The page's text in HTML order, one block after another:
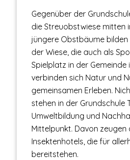
Gegenüber der
die Streuobstwiese mitten
jüngere Obstbäume bilden
der Wiese, die auch als
Spielplatz in der Gemeinde
verbinden sich Natur und
gemeinsamen Erleben.
stehen in der Grundschule
Umweltbildung und
Mittelpunkt. Davon zeugen
Insektenhotels, die für
bereitstehen.